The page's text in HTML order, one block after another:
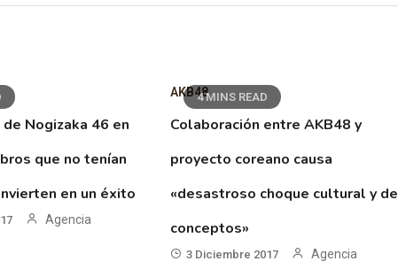
Nogizaka 46 en
que no tenían
en un éxito
Agencia
4 MINS READ
AKB48
Colaboración entre AKB48 y
proyecto coreano causa
«desastroso choque cultural y de
conceptos»
3 Diciembre 2017
Agencia